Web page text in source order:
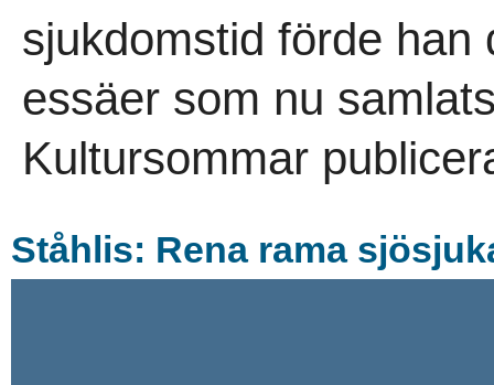
sjukdomstid förde han
essäer som nu
Kultursommar
Ståhlis: Rena rama